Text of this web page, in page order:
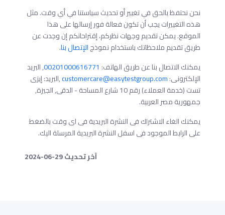
نحن نحتفظ بالحق في تغيير أو تحديث سياستنا في أي وقت. مثل
هذه التغييرات يجب أن تكون فعالة فور إرسالها على هذا
الموقع. يمكن تقديم وجهات نظركم، إقتراحاتكم إن وجدت عن
طريق تقديم ملاحظاتك باستخدام نموذجالإتصال بنا.
يمكنك الاتصال بنا عن طريق الهاتف: 00201000616771, البريد
الإلكترونى:customercare@easytestgroup.com,البريد: إيزى
تست (خدمة العملاء) رقم 10 شارع المساحة - الدقى, الجيزة,
جمهورية مصر العربية.
يمكنك الغاء الاشتراك فى النشرة البريدية فى اى وقت بالضغط
على الرابط الموجود فى اسفل النشرة البريدية المرسلة اليك.
آخر تحديث 29-06-2024